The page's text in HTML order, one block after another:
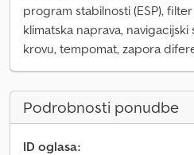
program stabilnosti (ESP),
klimatska naprava,
krovu, tempomat, zapora
Podrobnosti ponudbe
ID oglasa: